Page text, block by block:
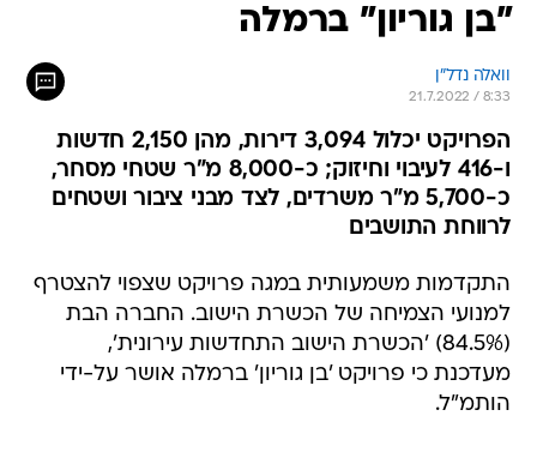
"בן גוריון" ברמלה
וואלה נדל"ן
21.7.2022 / 8:33
הפרויקט יכלול 3,094 דירות, מהן 2,150 חדשות
ו-416 לעיבוי וחיזוק; כ-8,000 מ"ר שטחי מסחר,
כ-5,700 מ"ר משרדים, לצד מבני ציבור ושטחים
לרווחת התושבים
התקדמות משמעותית במגה פרויקט שצפוי להצטרף
למנועי הצמיחה של הכשרת הישוב. החברה הבת
(84.5%) 'הכשרת הישוב התחדשות עירונית',
מעדכנת כי פרויקט 'בן גוריון' ברמלה אושר על-ידי
הותמ"ל.